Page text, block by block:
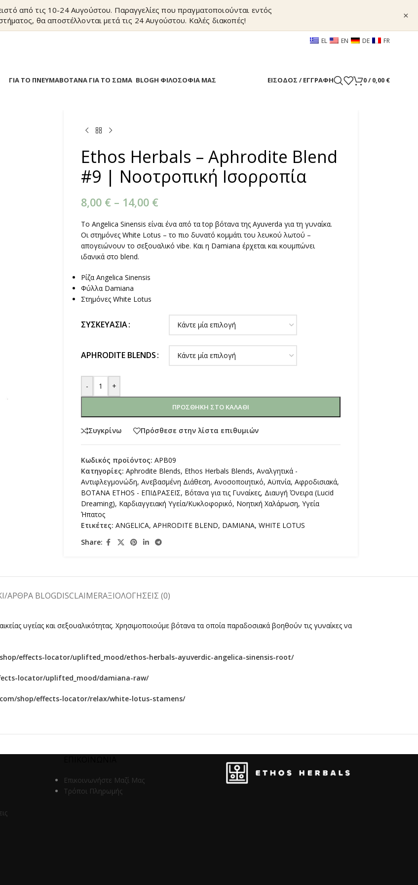
από τις 10-24 Αυγούστου. Παραγγελίες που πραγματοποιούνται εντός
θα αποστέλλονται μετά τις 24 Αυγούστου. Καλές διακοπές!
×
EL EN DE FR
ΓΙΑ ΤΟ ΠΝΕΥΜΑΒΟΤΑΝΑ ΓΙΑ ΤΟ ΣΩΜΑ BLOGΗ ΦΙΛΟΣΟΦΙΑ ΜΑΣ ΕΊΣΟΔΟΣ / ΕΓΓΡΑΦΉ 0/ 0,00 €
Ethos Herbals – Aphrodite Blend
#9 | Νοοτροπική Ισορροπία
8,00 € – 14,00 €
To Angelica Sinensis είναι ένα από τα top βότανα της Ayuverda για τη γυναίκα.
Οι στημόνες White Lotus – το πιο δυνατό κομμάτι του λευκού λωτού –
απογειώνουν το σεξουαλικό vibe. Και η Damiana έρχεται και κουμπώνει
ιδανικά στο blend.
Ρίζα Angelica Sinensis
Φύλλα Damiana
Στημόνες White Lotus
ΣΥΣΚΕΥΑΣΊΑ
APHRODITE BLENDS
- +
ΠΡΟΣΘΉΚΗ ΣΤΟ ΚΑΛΆΘΙ
Συγκρίνω Πρόσθεσε στην λίστα επιθυμιών
Κωδικός προϊόντος: APB09
Κατηγορίες: Aphrodite Blends, Ethos Herbals Blends, Αναλγητικά -
Αντιφλεγμονώδη, Ανεβασμένη Διάθεση, Ανοσοποιητικό, Αϋπνία, Αφροδισιακά,
ΒΟΤΑΝΑ ETHOS - ΕΠΙΔΡΑΣΕΙΣ, Βότανα για τις Γυναίκες, Διαυγή Όνειρα (Lucid
Dreaming), Καρδιαγγειακή Υγεία/Κυκλοφορικό, Νοητική Χαλάρωση, Υγεία
Ήπατος
Ετικέτες: ANGELICA, APHRODITE BLEND, DAMIANA, WHITE LOTUS
Share:
ΑΡΘΡΑ BLOGDISCLAIMERΑΞΙΟΛΟΓΉΣΕΙΣ (0)
υγείας και σεξουαλικότητας. Χρησιμοποιούμε βότανα τα οποία παραδοσιακά βοηθούν τις γυναίκες να
effects-locator/uplifted_mood/ethos-herbals-ayuverdic-angelica-sinensis-root/
locator/uplifted_mood/damiana-raw/
shop/effects-locator/relax/white-lotus-stamens/
Επικοινωνήστε Μαζί Μας
Τρόποι Πληρωμής